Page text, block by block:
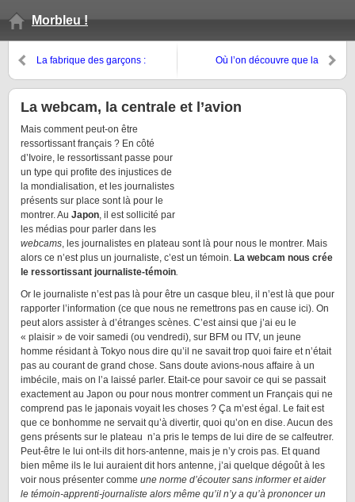
Morbleu !
La fabrique des garçons :
Où l’on découvre que la
La webcam, la centrale et l’avion
Mais comment peut-on être
ressortissant français ? En côté
d’Ivoire, le ressortissant passe pour
un type qui profite des injustices de
la mondialisation, et les journalistes
présents sur place sont là pour le
montrer. Au Japon, il est sollicité par
les médias pour parler dans les
webcams, les journalistes en plateau sont là pour nous le montrer. Mais
alors ce n’est plus un journaliste, c’est un témoin. La webcam nous crée
le ressortissant journaliste-témoin.
Or le journaliste n’est pas là pour être un casque bleu, il n’est là que pour
rapporter l’information (ce que nous ne remettrons pas en cause ici). On
peut alors assister à d’étranges scènes. C’est ainsi que j’ai eu le
« plaisir » de voir samedi (ou vendredi), sur BFM ou ITV, un jeune
homme résidant à Tokyo nous dire qu’il ne savait trop quoi faire et n’était
pas au courant de grand chose. Sans doute avions-nous affaire à un
imbécile, mais on l’a laissé parler. Etait-ce pour savoir ce qui se passait
exactement au Japon ou pour nous montrer comment un Français qui ne
comprend pas le japonais voyait les choses ? Ça m’est égal. Le fait est
que ce bonhomme ne servait qu’à divertir, quoi qu’on en dise. Aucun des
gens présents sur le plateau n’a pris le temps de lui dire de se calfeutrer.
Peut-être le lui ont-ils dit hors-antenne, mais je n’y crois pas. Et quand
bien même ils le lui auraient dit hors antenne, j’ai quelque dégoût à les
voir nous présenter comme une norme d’écouter sans informer et aider
le témoin-apprenti-journaliste alors même qu’il n’y a qu’à prononcer un